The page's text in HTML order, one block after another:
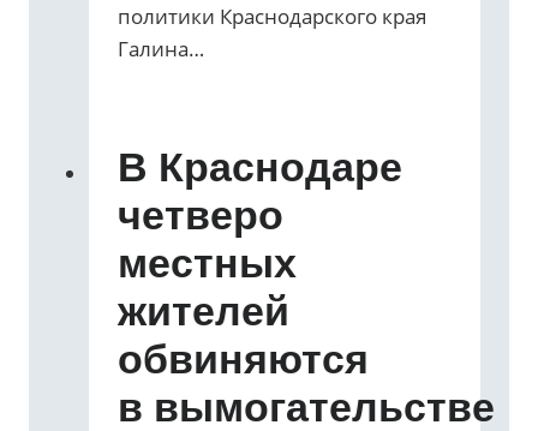
политики Краснодарского края
Галина…
В Краснодаре
четверо
местных
жителей
обвиняются
в вымогательстве